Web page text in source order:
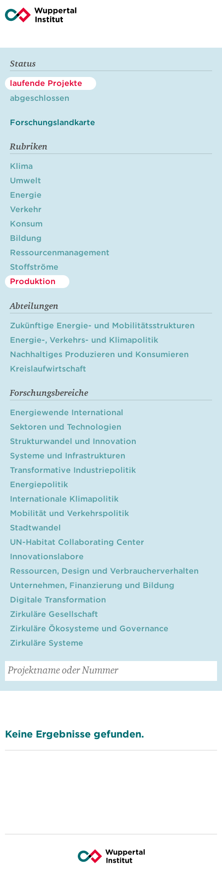
Status
laufende Projekte
abgeschlossen
Forschungslandkarte
Rubriken
Klima
Umwelt
Energie
Verkehr
Konsum
Bildung
Ressourcenmanagement
Stoffströme
Produktion
Abteilungen
Zukünftige Energie- und Mobilitätsstrukturen
Energie-, Verkehrs- und Klimapolitik
Nachhaltiges Produzieren und Konsumieren
Kreislaufwirtschaft
Forschungsbereiche
Energiewende International
Sektoren und Technologien
Strukturwandel und Innovation
Systeme und Infrastrukturen
Transformative Industriepolitik
Energiepolitik
Internationale Klimapolitik
Mobilität und Verkehrspolitik
Stadtwandel
UN-Habitat Collaborating Center
Innovationslabore
Ressourcen, Design und Verbraucherverhalten
Unternehmen, Finanzierung und Bildung
Digitale Transformation
Zirkuläre Gesellschaft
Zirkuläre Ökosysteme und Governance
Zirkuläre Systeme
Keine Ergebnisse gefunden.